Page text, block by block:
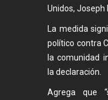
Unidos, Joseph
La medida
político contra
la comunidad
la declaración.
Agrega que